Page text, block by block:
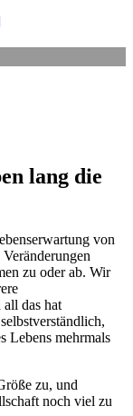
lang die
von
zu oder ab. Wir
all das hat
Lebens mehrmals
zu, und
noch viel zu